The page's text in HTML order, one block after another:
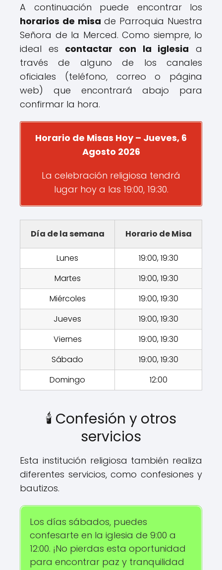
A continuación puede encontrar los
horarios de misa de Parroquia Nuestra
Señora de la Merced. Como siempre, lo
ideal es contactar con la iglesia a
través de alguno de los canales
oficiales (teléfono, correo o página
web) que encontrará abajo para
confirmar la hora.
Horario de Misas Hoy – Jueves, 6
Agosto 2026
La celebración religiosa tendrá
lugar hoy a las 19:00, 19:30.
Día de la semana Horario de Misa
Lunes
19:00, 19:30
Martes
19:00, 19:30
Miércoles
19:00, 19:30
Jueves
19:00, 19:30
Viernes
19:00, 19:30
Sábado
19:00, 19:30
Domingo
12:00
🕯️ Confesión y otros
servicios
Esta institución religiosa también realiza
diferentes servicios, como confesiones y
bautizos.
Los días sábados, puedes
confesarte en la iglesia de 9:00 a
12:00. ¡No pierdas esta oportunidad
para encontrar paz y tranquilidad